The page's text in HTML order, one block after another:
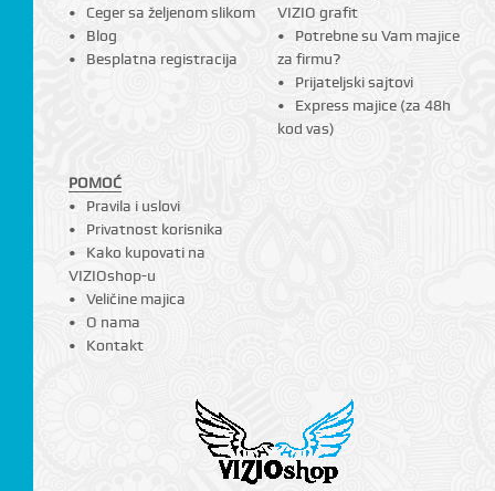
Ceger sa željenom slikom
Blog
Besplatna registracija
VIZIO grafit
Potrebne su Vam majice
za firmu?
Prijateljski sajtovi
Express majice (za 48h
kod vas)
POMOĆ
Pravila i uslovi
Privatnost korisnika
Kako kupovati na
VIZIOshop-u
Veličine majica
O nama
Kontakt